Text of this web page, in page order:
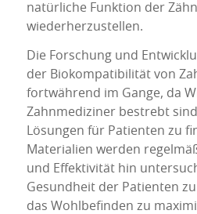
natürliche Funktion der
wiederherzustellen.
Die Forschung und
der Biokompatibilität von
fortwährend im Gange, da
Zahnmediziner bestrebt
Lösungen für Patienten zu
Materialien werden
und Effektivität hin
Gesundheit der Patienten
das Wohlbefinden zu